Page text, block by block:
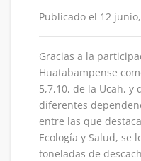
Publicado el 12
Gracias a la
Huatabampense
5,7,10, de la Ucah,
diferentes
entre las que
Ecología y Salud, se
toneladas de